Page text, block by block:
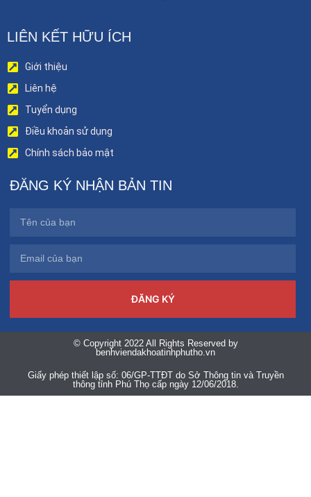
LIÊN KẾT HỮU ÍCH
Giới thiệu
Liên hệ
Tuyển dụng
Điều khoản sử dụng
Chính sách bảo mật
ĐĂNG KÝ NHẬN BẢN TIN
ĐĂNG KÝ
© Copyright 2022 All Rights Reserved by
benhviendakhoatinhphutho.vn
Giấy phép thiết lập số: 06/GP-TTĐT do Sở Thông tin và Truyền
thông tỉnh Phú Thọ cấp ngày 12/06/2018.